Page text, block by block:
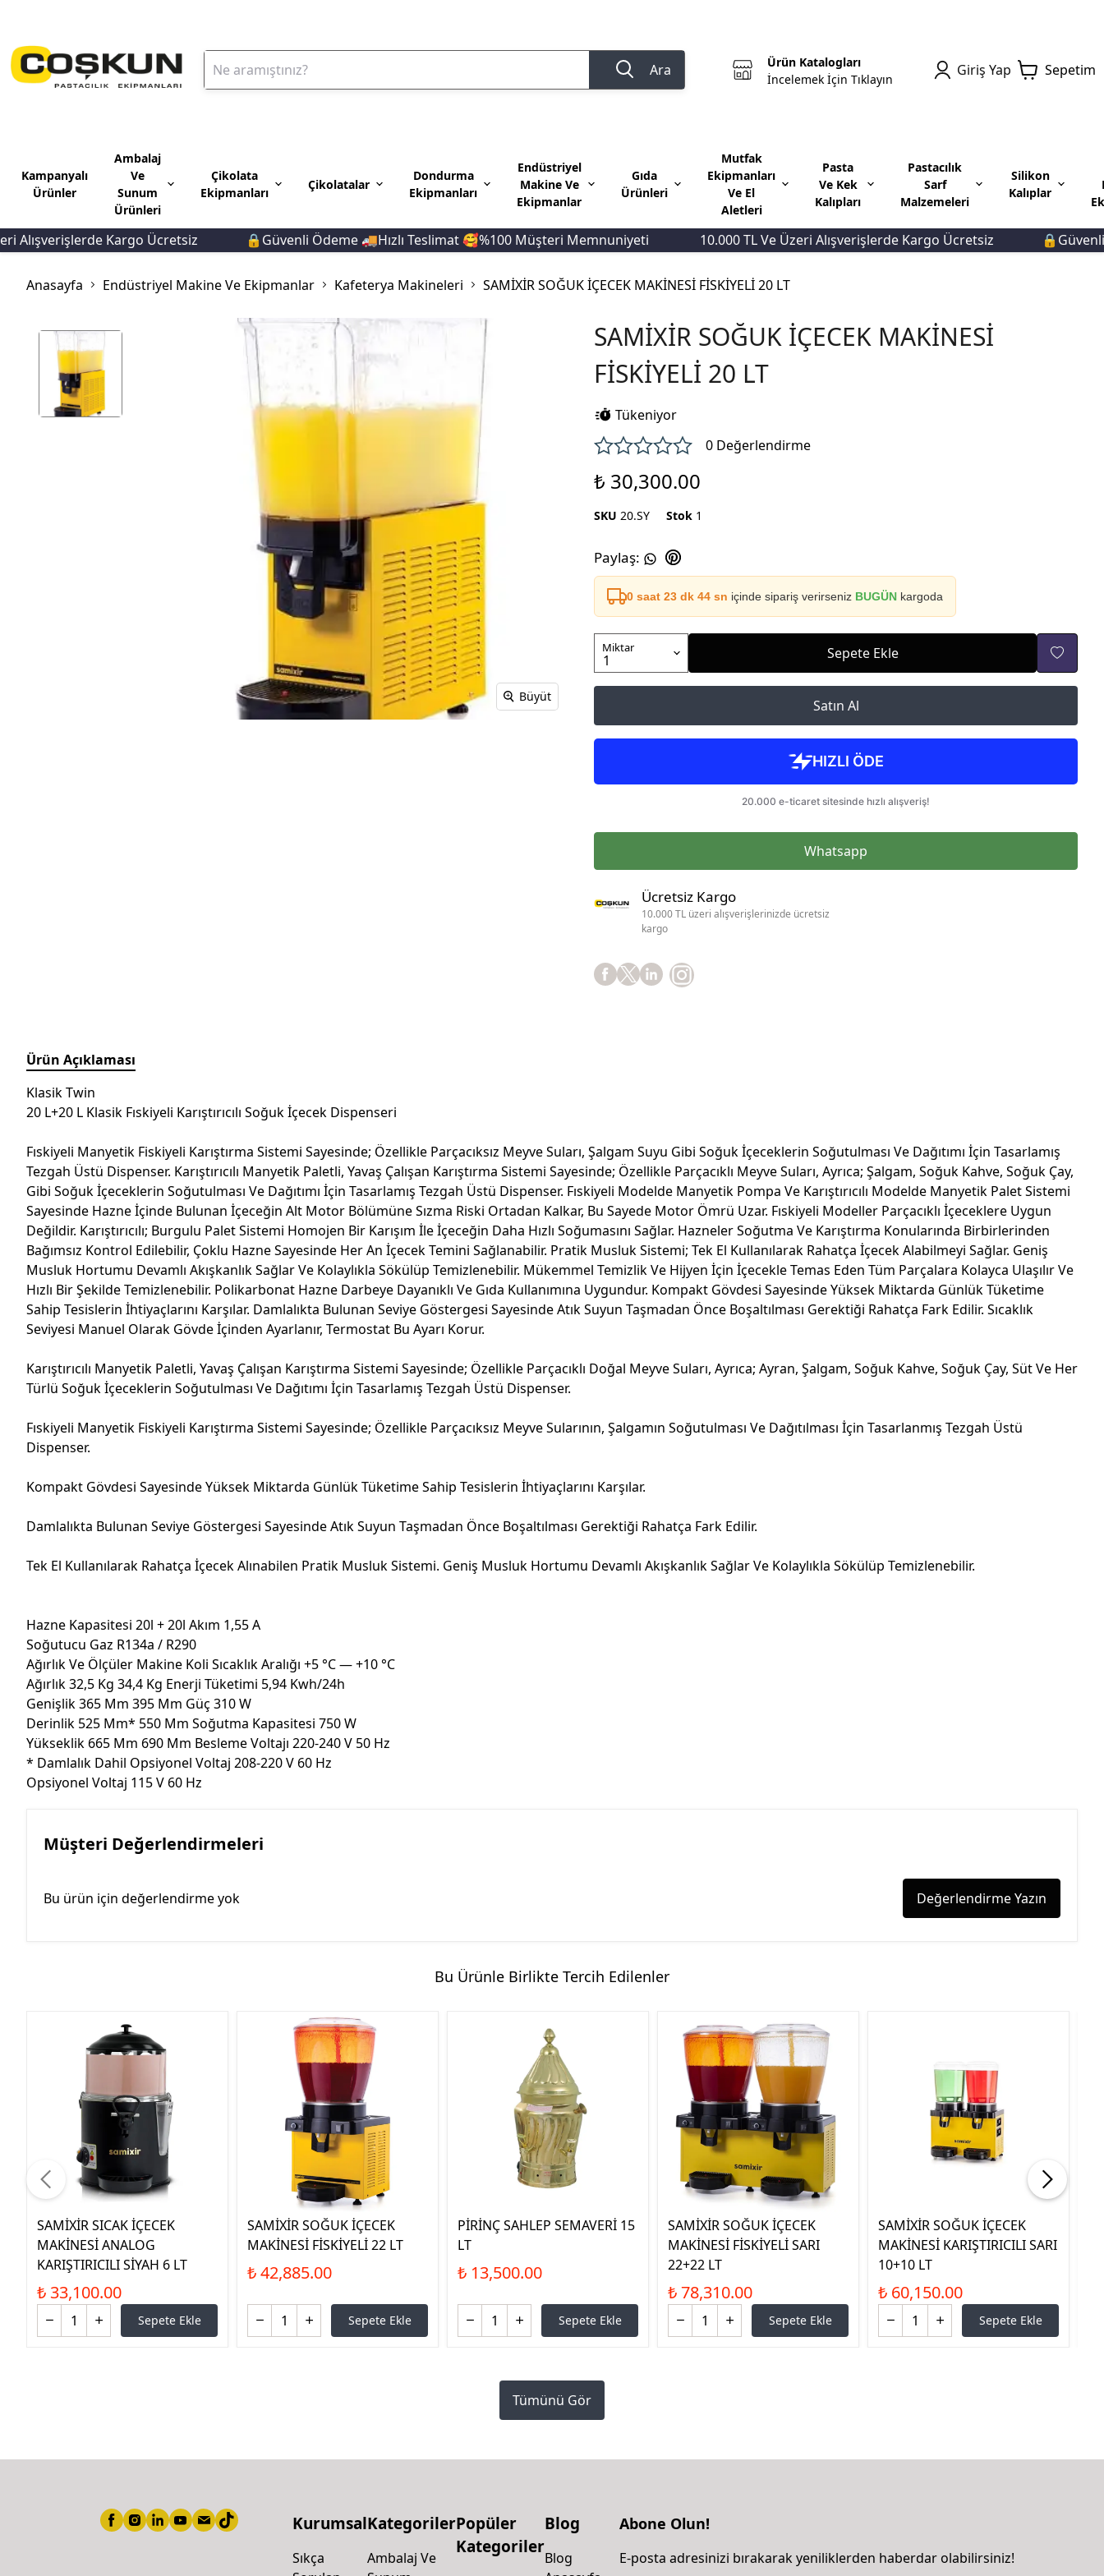
Ara
Ürün Katalogları
İncelemek İçin Tıklayın
Giriş Yap Sepetim
Kampanyalı
Ürünler
Ambalaj
Ve
Sunum
Ürünleri
Çikolata
Ekipmanları
Çikolatalar
Dondurma
Ekipmanları
Endüstriyel
Makine Ve
Ekipmanlar
Gıda
Ürünleri
Mutfak
Ekipmanları
Ve El
Aletleri
Pasta
Ve Kek
Kalıpları
Pastacılık
Sarf
Malzemeleri
Silikon
Kalıplar
Kargo Ücretsiz 🔒Güvenli Ödeme 🚚Hızlı Teslimat 🥰%100 Müşteri Memnuniyeti 10.000 TL Ve Üzeri Alışverişlerde Kargo Ücretsiz 🔒Güvenli
Anasayfa Endüstriyel Makine Ve Ekipmanlar Kafeterya Makineleri SAMİXİR SOĞUK İÇECEK MAKİNESİ FİSKİYELİ 20 LT
Büyüt
SAMİXİR SOĞUK İÇECEK MAKİNESİ
FİSKİYELİ 20 LT
Tükeniyor
0 Değerlendirme
₺ 30,300.00
SKU 20.SY Stok 1
Paylaş:
0 saat 23 dk 44 sn içinde sipariş verirseniz BUGÜN kargoda
Miktar Sepete Ekle
Satın Al
Whatsapp
Ücretsiz Kargo
10.000 TL üzeri alışverişlerinizde ücretsiz
kargo
Ürün Açıklaması
Klasik Twin
20 L+20 L Klasik Fıskiyeli Karıştırıcılı Soğuk İçecek Dispenseri
Fıskiyeli Manyetik Fiskiyeli Karıştırma Sistemi Sayesinde; Özellikle Parçacıksız Meyve Suları, Şalgam Suyu Gibi Soğuk İçeceklerin Soğutulması Ve Dağıtımı İçin Tasarlamış
Tezgah Üstü Dispenser. Karıştırıcılı Manyetik Paletli, Yavaş Çalışan Karıştırma Sistemi Sayesinde; Özellikle Parçacıklı Meyve Suları, Ayrıca; Şalgam, Soğuk Kahve, Soğuk Çay,
Gibi Soğuk İçeceklerin Soğutulması Ve Dağıtımı İçin Tasarlamış Tezgah Üstü Dispenser. Fıskiyeli Modelde Manyetik Pompa Ve Karıştırıcılı Modelde Manyetik Palet Sistemi
Sayesinde Hazne İçinde Bulunan İçeceğin Alt Motor Bölümüne Sızma Riski Ortadan Kalkar, Bu Sayede Motor Ömrü Uzar. Fıskiyeli Modeller Parçacıklı İçeceklere Uygun
Değildir. Karıştırıcılı; Burgulu Palet Sistemi Homojen Bir Karışım İle İçeceğin Daha Hızlı Soğumasını Sağlar. Hazneler Soğutma Ve Karıştırma Konularında Birbirlerinden
Bağımsız Kontrol Edilebilir, Çoklu Hazne Sayesinde Her An İçecek Temini Sağlanabilir. Pratik Musluk Sistemi; Tek El Kullanılarak Rahatça İçecek Alabilmeyi Sağlar. Geniş
Musluk Hortumu Devamlı Akışkanlık Sağlar Ve Kolaylıkla Sökülüp Temizlenebilir. Mükemmel Temizlik Ve Hijyen İçin İçecekle Temas Eden Tüm Parçalara Kolayca Ulaşılır Ve
Hızlı Bir Şekilde Temizlenebilir. Polikarbonat Hazne Darbeye Dayanıklı Ve Gıda Kullanımına Uygundur. Kompakt Gövdesi Sayesinde Yüksek Miktarda Günlük Tüketime
Sahip Tesislerin İhtiyaçlarını Karşılar. Damlalıkta Bulunan Seviye Göstergesi Sayesinde Atık Suyun Taşmadan Önce Boşaltılması Gerektiği Rahatça Fark Edilir. Sıcaklık
Seviyesi Manuel Olarak Gövde İçinden Ayarlanır, Termostat Bu Ayarı Korur.
Karıştırıcılı Manyetik Paletli, Yavaş Çalışan Karıştırma Sistemi Sayesinde; Özellikle Parçacıklı Doğal Meyve Suları, Ayrıca; Ayran, Şalgam, Soğuk Kahve, Soğuk Çay, Süt Ve Her
Türlü Soğuk İçeceklerin Soğutulması Ve Dağıtımı İçin Tasarlamış Tezgah Üstü Dispenser.
Fıskiyeli Manyetik Fiskiyeli Karıştırma Sistemi Sayesinde; Özellikle Parçacıksız Meyve Sularının, Şalgamın Soğutulması Ve Dağıtılması İçin Tasarlanmış Tezgah Üstü
Dispenser.
Kompakt Gövdesi Sayesinde Yüksek Miktarda Günlük Tüketime Sahip Tesislerin İhtiyaçlarını Karşılar.
Damlalıkta Bulunan Seviye Göstergesi Sayesinde Atık Suyun Taşmadan Önce Boşaltılması Gerektiği Rahatça Fark Edilir.
Tek El Kullanılarak Rahatça İçecek Alınabilen Pratik Musluk Sistemi. Geniş Musluk Hortumu Devamlı Akışkanlık Sağlar Ve Kolaylıkla Sökülüp Temizlenebilir.
Hazne Kapasitesi 20l + 20l Akım 1,55 A
Soğutucu Gaz R134a / R290
Ağırlık Ve Ölçüler Makine Koli Sıcaklık Aralığı +5 °C — +10 °C
Ağırlık 32,5 Kg 34,4 Kg Enerji Tüketimi 5,94 Kwh/24h
Genişlik 365 Mm 395 Mm Güç 310 W
Derinlik 525 Mm* 550 Mm Soğutma Kapasitesi 750 W
Yükseklik 665 Mm 690 Mm Besleme Voltajı 220-240 V 50 Hz
* Damlalık Dahil Opsiyonel Voltaj 208-220 V 60 Hz
Opsiyonel Voltaj 115 V 60 Hz
Müşteri Değerlendirmeleri
Bu ürün için değerlendirme yok Değerlendirme Yazın
Bu Ürünle Birlikte Tercih Edilenler
SAMİXİR SICAK İÇECEK
MAKİNESİ ANALOG
KARIŞTIRICILI SİYAH 6 LT
₺ 33,100.00
Sepete Ekle
SAMİXİR SOĞUK İÇECEK
MAKİNESİ FİSKİYELİ 22 LT
₺ 42,885.00
Sepete Ekle
PİRİNÇ SAHLEP SEMAVERİ 15
LT
₺ 13,500.00
Sepete Ekle
SAMİXİR SOĞUK İÇECEK
MAKİNESİ FİSKİYELİ SARI
22+22 LT
₺ 78,310.00
Sepete Ekle
SAMİXİR SOĞUK İÇECEK
MAKİNESİ KARIŞTIRICILI SARI
10+10 LT
₺ 60,150.00
Sepete Ekle
Tümünü Gör
Kurumsal
Sıkça
Kategoriler
Ambalaj Ve
Popüler
Kategoriler
Blog
Blog
Abone Olun!
E-posta adresinizi bırakarak yeniliklerden haberdar olabilirsiniz!